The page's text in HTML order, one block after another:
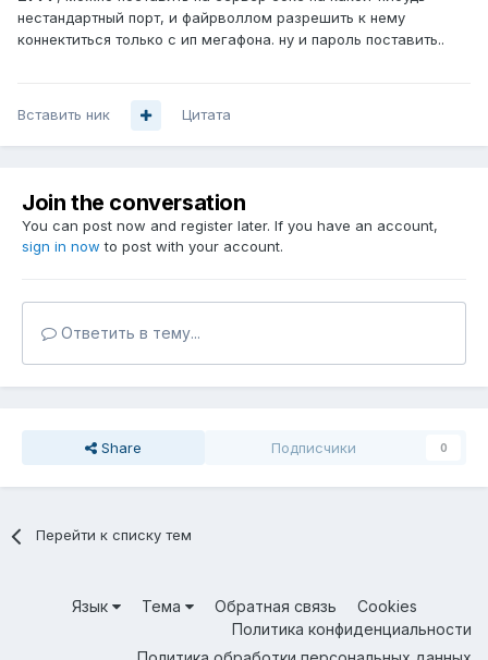
нестандартный порт, и файрволлом разрешить к нему
коннектиться только с ип мегафона. ну и пароль поставить..
Вставить ник Цитата
Join the conversation
You can post now and register later. If you have an account,
sign in now to post with your account.
Ответить в тему...
Share Подписчики 0
Перейти к списку тем
Язык Тема Обратная связь
Cookies
Политика конфиденциальности